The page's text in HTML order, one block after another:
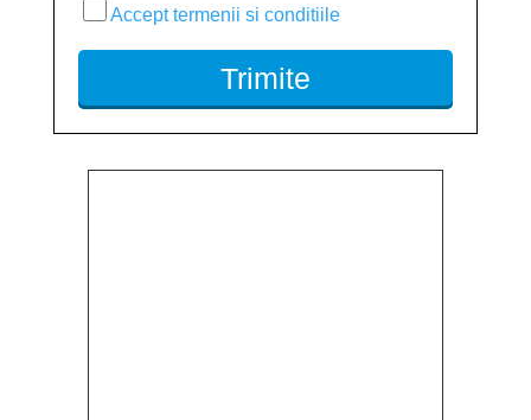
Accept termenii si conditiile